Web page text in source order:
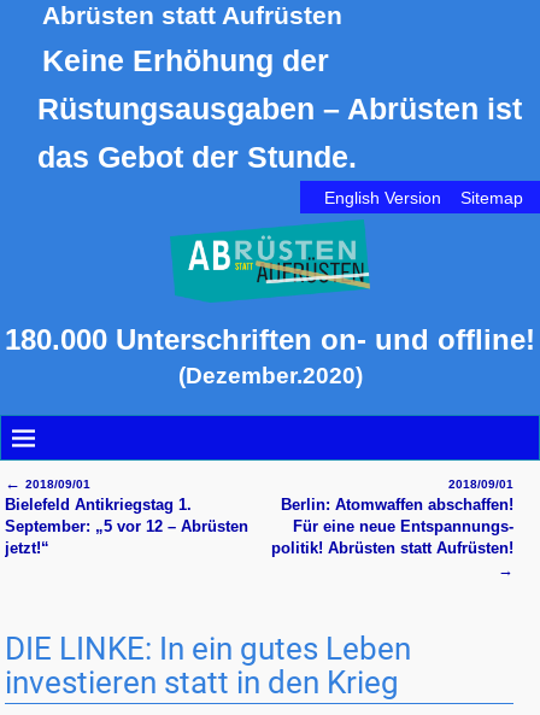
Abrüsten statt Aufrüsten
Keine Erhöhung der
Rüstungsausgaben – Abrüsten ist
das Gebot der Stunde.
English Version Sitemap
180.000 Unterschriften on- und offline!
(Dezember.2020)
Artikelnavigation
← 2018/09/01
Bielefeld Antikriegstag 1.
September: „5 vor 12 – Abrüsten
jetzt!“
2018/09/01
Berlin: Atomwaffen abschaffen!
Für eine neue Entspannungs­
politik! Abrüsten statt Aufrüsten!
→
DIE LINKE: In ein gutes Leben
investieren statt in den Krieg